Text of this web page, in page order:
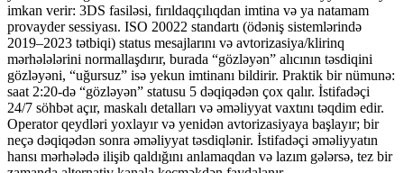
imkan verir: 3DS fasiləsi, fırıldaqçılıqdan imtina və ya natamam
provayder sessiyası. ISO 20022 standartı (ödəniş sistemlərində
2019–2023 tətbiqi) status mesajlarını və avtorizasiya/klirinq
mərhələlərini normallaşdırır, burada “gözləyən” alıcının təsdiqini
gözləyəni, “uğursuz” isə yekun imtinanı bildirir. Praktik bir nümunə:
saat 2:20-də “gözləyən” statusu 5 dəqiqədən çox qalır. İstifadəçi
24/7 söhbət açır, maskalı detalları və əməliyyat vaxtını təqdim edir.
Operator qeydləri yoxlayır və yenidən avtorizasiyaya başlayır; bir
neçə dəqiqədən sonra əməliyyat təsdiqlənir. İstifadəçi əməliyyatın
hansı mərhələdə ilişib qaldığını anlamaqdan və lazım gələrsə, tez bir